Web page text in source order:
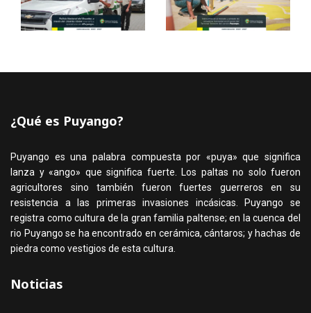
¿Qué es Puyango?
Puyango es una palabra compuesta por «puya» que significa
lanza y «ango» que significa fuerte. Los paltas no solo fueron
agricultores sino también fueron fuertes guerreros en su
resistencia a las primeras invasiones incásicas. Puyango se
registra como cultura de la gran familia paltense; en la cuenca del
rio Puyango se ha encontrado en cerámica, cántaros; y hachas de
piedra como vestigios de esta cultura.
Noticias